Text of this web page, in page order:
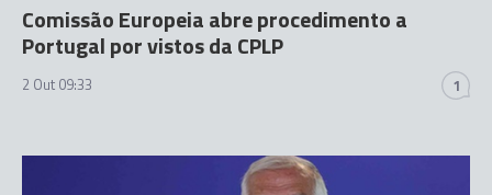
Comissão Europeia abre procedimento a
Portugal por vistos da CPLP
2 Out 09:33 1